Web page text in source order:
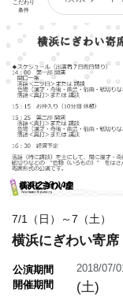
こだわり
条件
7/1（日）～7（土
横浜にぎわい寄席
公演期間
開催期間
2018/07/
(土)